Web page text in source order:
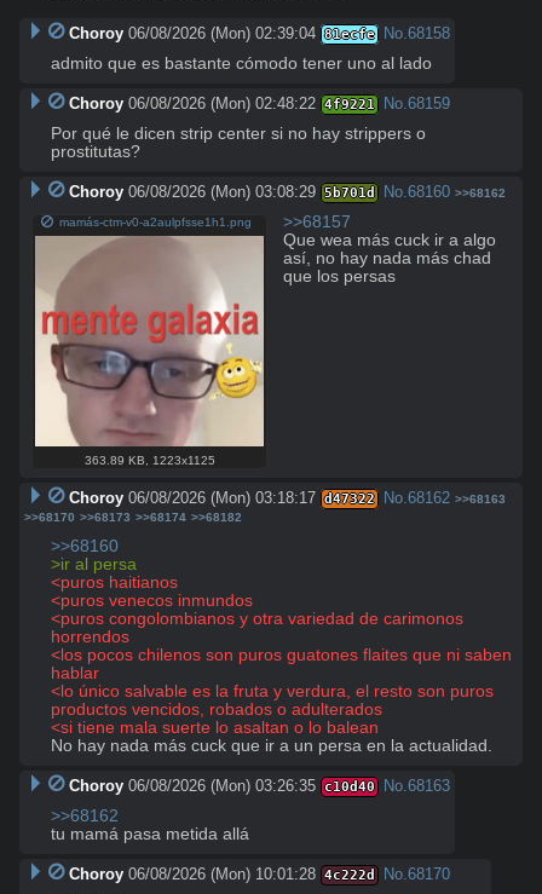
Choroy 06/08/2026 (Mon) 02:39:04 81ecfe No.68158
admito que es bastante cómodo tener uno al lado
Choroy 06/08/2026 (Mon) 02:48:22 4f9221 No.68159
Por qué le dicen strip center si no hay strippers o
prostitutas?
Choroy 06/08/2026 (Mon) 03:08:29 5b701d No.68160 >>68162
mamás-ctm-v0-a2aulpfsse1h1.png
363.89 KB 1223x1125
>>68157
Que wea más cuck ir a algo
así, no hay nada más chad
que los persas
Choroy 06/08/2026 (Mon) 03:18:17 d47322 No.68162 >>68163
>>68170 >>68173 >>68174 >>68182
>>68160
>ir al persa
<puros haitianos
<puros venecos inmundos
<puros congolombianos y otra variedad de carimonos
horrendos
<los pocos chilenos son puros guatones flaites que ni saben
hablar
<lo único salvable es la fruta y verdura, el resto son puros
productos vencidos, robados o adulterados
<si tiene mala suerte lo asaltan o lo balean
No hay nada más cuck que ir a un persa en la actualidad.
Choroy 06/08/2026 (Mon) 03:26:35 c10d40 No.68163
>>68162
tu mamá pasa metida allá
Choroy 06/08/2026 (Mon) 10:01:28 4c222d No.68170